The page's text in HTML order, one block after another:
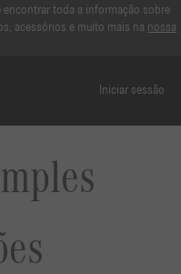
encontrar toda a informação sobre
acessórios e muito mais na nossa
Iniciar sessão